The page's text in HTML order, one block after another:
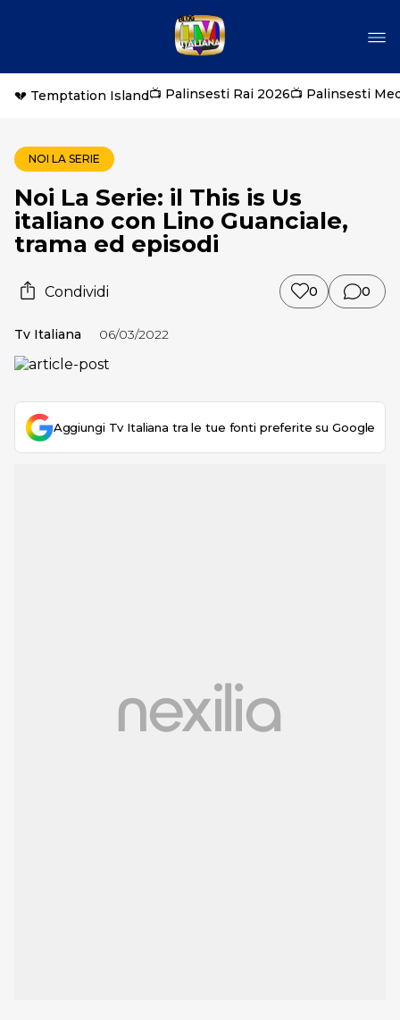
💔 Temptation Island📺 Palinsesti Rai 2026📺 Palinsesti
NOI LA SERIE
Noi La Serie: il This is Us
italiano con Lino Guanciale,
trama ed episodi
Condividi 0 0
Tv Italiana 06/03/2022
Aggiungi Tv Italiana tra le tue fonti preferite su Google